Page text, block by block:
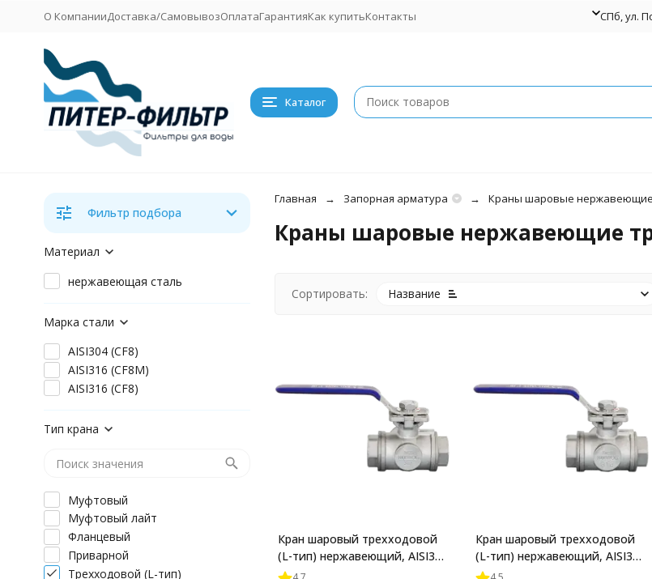
О КомпанииДоставка/СамовывозОплатаГарантияКак купитьКонтакты СПб, ул.
Каталог
Главная Запорная арматура Краны шаровые нержавеющие
Краны шаровые нержавеющие
Сортировать: Название
Кран шаровый трехходовой
(L-тип) нержавеющий, AISI304
DN25 (1"), (CF8), PN40, NK-
Кран шаровый трехходовой
(L-тип) нержавеющий, AISI316
DN25 (1"), (CF8M), PN40, NK-
Фильтр подбора
Материал
нержавеющая сталь
Марка стали
AISI304 (CF8)
AISI316 (CF8M)
AISI316 (CF8)
Тип крана
Муфтовый
Муфтовый лайт
Фланцевый
Приварной
Трехходовой (L-тип)